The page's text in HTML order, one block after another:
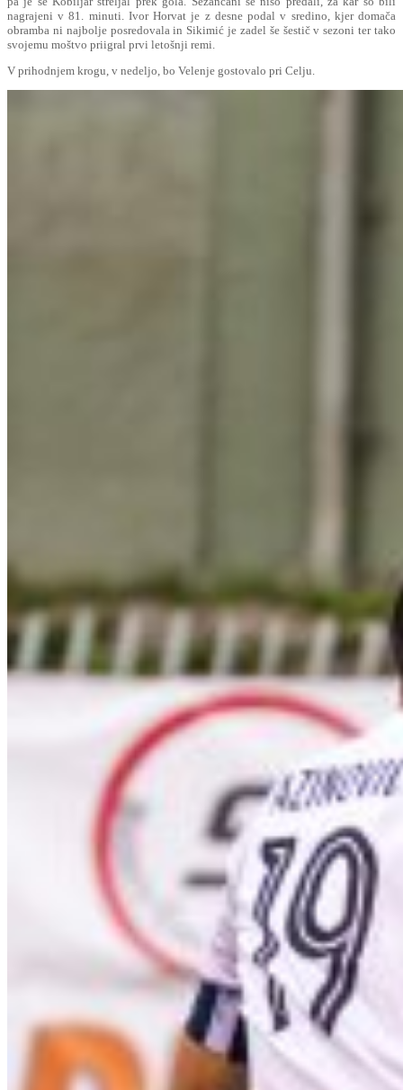
nagrajeni v 81. minuti. Ivor Horvat je z desne podal v sredino, kjer domača
obramba ni najbolje posredovala in Sikimić je zadel še šestič v sezoni ter tako
svojemu moštvo priigral prvi letošnji remi.
V prihodnjem krogu, v nedeljo, bo Velenje gostovalo pri Celju.